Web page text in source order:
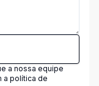
a nossa equipe
a política de